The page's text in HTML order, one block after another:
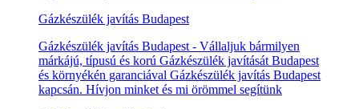
Gázkészülék javítás Budapest
Gázkészülék javítás Budapest - Vállaljuk bármilyen
márkájú, típusú és korú Gázkészülék javítását Budapest
és környékén garanciával Gázkészülék javítás Budapest
kapcsán. Hívjon minket és mi örömmel segítünk